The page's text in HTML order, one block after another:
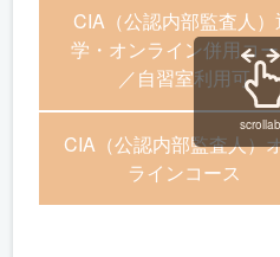
CIA（公認内部監査人）
学・オンライン併用コ
／自習室利用可
CIA（公認内部監査人）
ラインコース